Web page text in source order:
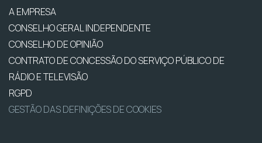
A EMPRESA
CONSELHO GERAL INDEPENDENTE
CONSELHO DE OPINIÃO
CONTRATO DE CONCESSÃO DO SERVIÇO PÚBLICO DE
RÁDIO E TELEVISÃO
RGPD
GESTÃO DAS DEFINIÇÕES DE COOKIES